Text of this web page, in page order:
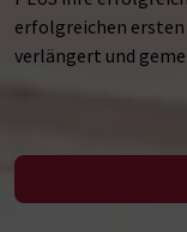
erfolgreichen
verlängert und